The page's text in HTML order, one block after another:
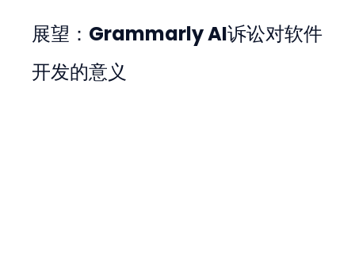
展望：Grammarly AI诉讼对软件
开发的意义